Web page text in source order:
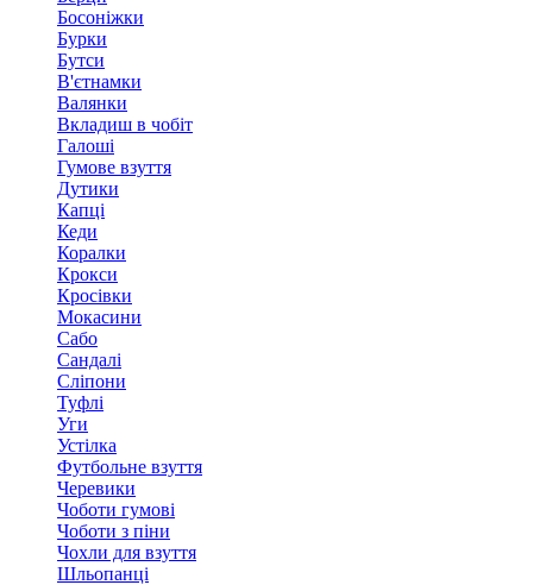
Босоніжки
Бурки
Бутси
В'єтнамки
Валянки
Вкладиш в чобіт
Галоші
Гумове взуття
Дутики
Капці
Кеди
Коралки
Крокси
Кросівки
Мокасини
Сабо
Сандалі
Сліпони
Туфлі
Уги
Устілка
Футбольне взуття
Черевики
Чоботи гумові
Чоботи з піни
Чохли для взуття
Шльопанці